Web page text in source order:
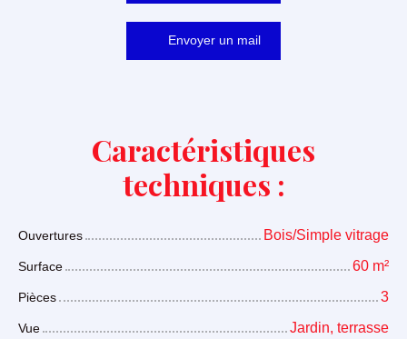
Envoyer un mail
Caractéristiques
techniques :
Ouvertures Bois/Simple vitrage
Surface 60 m²
Pièces 3
Vue Jardin, terrasse